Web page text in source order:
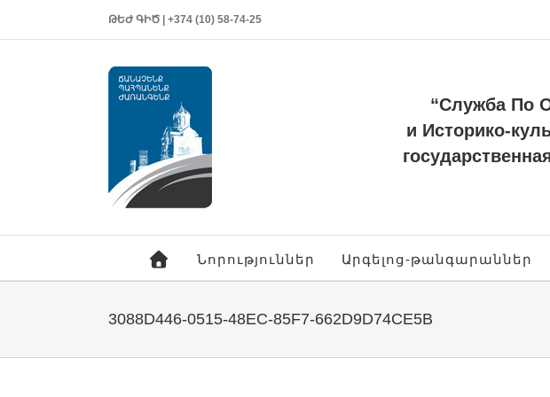
ԹԵԺ ԳԻԾ | +374 (10) 58-74-25
“Служба По
и Историко-
Նորություններ Արգելոց-թանգարաններ
3088D446-0515-48EC-85F7-662D9D74CE5B